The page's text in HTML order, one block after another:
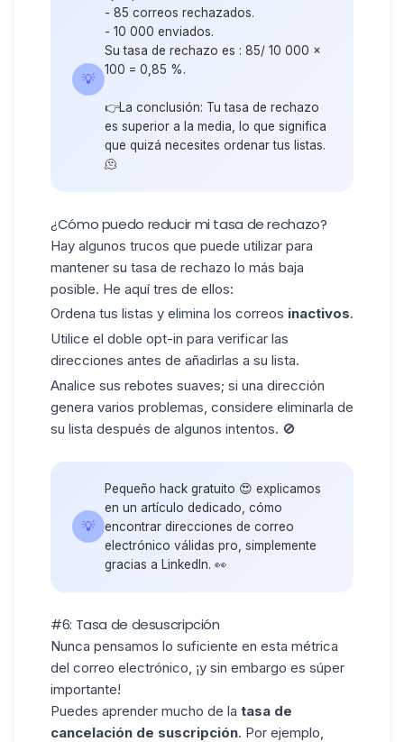
💡
- 85 correos rechazados.
- 10 000 enviados.
Su tasa de rechazo es : 85/ 10 000 x
100 = 0,85 %.
👉La conclusión: Tu tasa de rechazo
es superior a la media, lo que significa
que quizá necesites ordenar tus listas.
🫠
¿Cómo puedo reducir mi tasa de rechazo?
Hay algunos trucos que puede utilizar para
mantener su tasa de rechazo lo más baja
posible. He aquí tres de ellos:
Ordena tus listas y elimina los correos inactivos.
Utilice el doble opt-in para verificar las
direcciones antes de añadirlas a su lista.
Analice sus rebotes suaves; si una dirección
genera varios problemas, considere eliminarla de
su lista después de algunos intentos. 🚫
💡
Pequeño hack gratuito 😍 explicamos
en un artículo dedicado, cómo
encontrar direcciones de correo
electrónico válidas pro, simplemente
gracias a LinkedIn. 👀
#6: Tasa de desuscripción
Nunca pensamos lo suficiente en esta métrica
del correo electrónico, ¡y sin embargo es súper
importante!
Puedes aprender mucho de la tasa de
cancelación de suscripción. Por ejemplo,